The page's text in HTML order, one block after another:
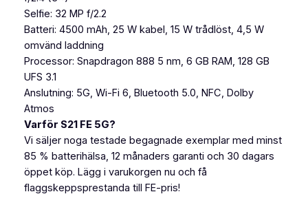
Selfie: 32 MP f/2.2
Batteri: 4500 mAh, 25 W kabel, 15 W trådlöst, 4,5 W
omvänd laddning
Processor: Snapdragon 888 5 nm, 6 GB RAM, 128 GB
UFS 3.1
Anslutning: 5G, Wi-Fi 6, Bluetooth 5.0, NFC, Dolby
Atmos
Varför S21 FE 5G?
Vi säljer noga testade begagnade exemplar med minst
85 % batterihälsa, 12 månaders garanti och 30 dagars
öppet köp. Lägg i varukorgen nu och få
flaggskeppsprestanda till FE-pris!